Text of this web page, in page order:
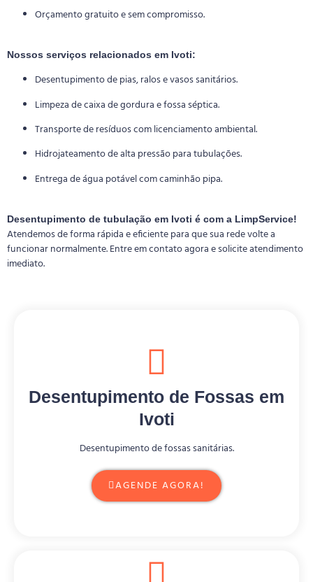
Orçamento gratuito e sem compromisso.
Nossos serviços relacionados em Ivoti:
Desentupimento de pias, ralos e vasos sanitários.
Limpeza de caixa de gordura e fossa séptica.
Transporte de resíduos com licenciamento ambiental.
Hidrojateamento de alta pressão para tubulações.
Entrega de água potável com caminhão pipa.
Desentupimento de tubulação em Ivoti é com a LimpService!
Atendemos de forma rápida e eficiente para que sua rede volte a
funcionar normalmente. Entre em contato agora e solicite atendimento
imediato.
Desentupimento de Fossas em
Ivoti
Desentupimento de fossas sanitárias.
AGENDE AGORA!